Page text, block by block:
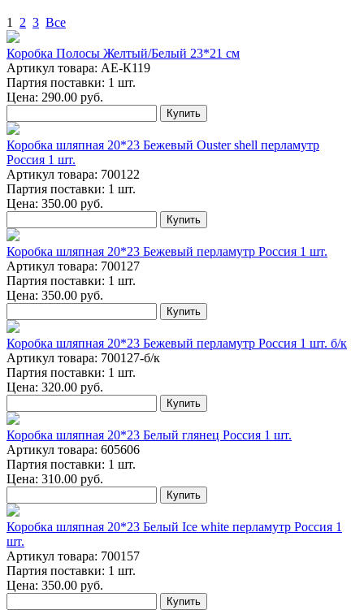
1 2 3 Все
Коробка Полосы Желтый/Белый 23*21 см
Артикул товара: АЕ-К119
Партия поставки: 1 шт.
Цена: 290.00 руб.
Купить
Коробка шляпная 20*23 Бежевый Ouster shell перламутр
Россия 1 шт.
Артикул товара: 700122
Партия поставки: 1 шт.
Цена: 350.00 руб.
Купить
Коробка шляпная 20*23 Бежевый перламутр Россия 1 шт.
Артикул товара: 700127
Партия поставки: 1 шт.
Цена: 350.00 руб.
Купить
Коробка шляпная 20*23 Бежевый перламутр Россия 1 шт. б/к
Артикул товара: 700127-б/к
Партия поставки: 1 шт.
Цена: 320.00 руб.
Купить
Коробка шляпная 20*23 Белый глянец Россия 1 шт.
Артикул товара: 605606
Партия поставки: 1 шт.
Цена: 310.00 руб.
Купить
Коробка шляпная 20*23 Белый Ice white перламутр Россия 1
шт.
Артикул товара: 700157
Партия поставки: 1 шт.
Цена: 350.00 руб.
Купить